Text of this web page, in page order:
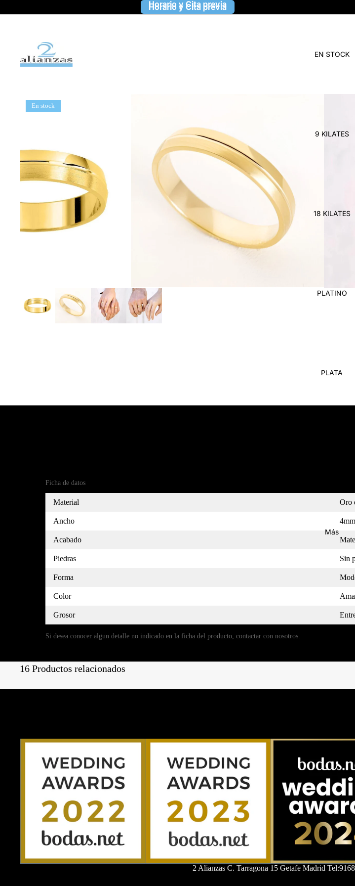
Horario y Cita previa
Horario y Cita previa
EN STOCK
9 KILATES
18 KILATES
PLATINO
PLATA
Más
En stock
Ficha de datos
Material Oro
Ancho 4mm
Acabado
Piedras Sin
Forma
Color
Grosor
Si desea conocer algun detalle no indicado en la ficha del producto, contactar con nosotros.
16 Productos relacionados
2 Alianzas C. Tarragona 15 Getafe Madrid